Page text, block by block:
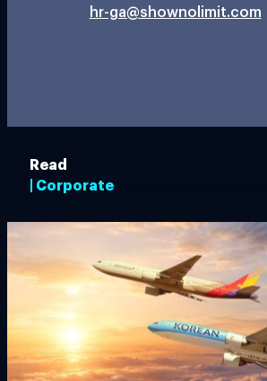
hr-ga@shownolimit.com
Read
| Corporate